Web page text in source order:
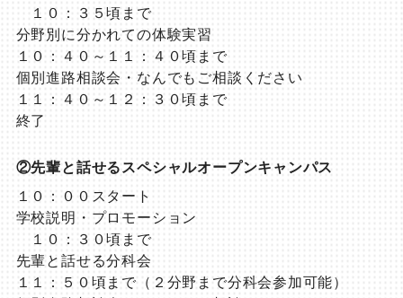
１０：３５頃まで
分野別に分かれての体験実習
１０：４０～１１：４０頃まで
個別進路相談会・なんでもご相談ください
１１：４０～１２：３０頃まで
終了
②先輩と話せるスペシャルオープンキャンパス
１０：００スタート
学校説明・プロモーション
１０：３０頃まで
先輩と話せる分科会
１１：５０頃まで（２分野まで分科会参加可能）